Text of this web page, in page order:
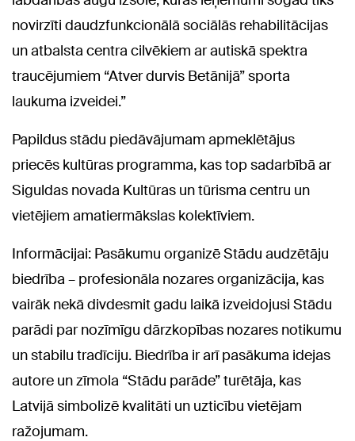
novirzīti daudzfunkcionālā sociālās rehabilitācijas
un atbalsta centra cilvēkiem ar autiskā spektra
traucējumiem “Atver durvis Betānijā” sporta
laukuma izveidei.”
Papildus stādu piedāvājumam apmeklētājus
priecēs kultūras programma, kas top sadarbībā ar
Siguldas novada Kultūras un tūrisma centru un
vietējiem amatiermākslas kolektīviem.
Informācijai: Pasākumu organizē Stādu audzētāju
biedrība – profesionāla nozares organizācija, kas
vairāk nekā divdesmit gadu laikā izveidojusi Stādu
parādi par nozīmīgu dārzkopības nozares notikumu
un stabilu tradīciju. Biedrība ir arī pasākuma idejas
autore un zīmola “Stādu parāde” turētāja, kas
Latvijā simbolizē kvalitāti un uzticību vietējam
ražojumam.